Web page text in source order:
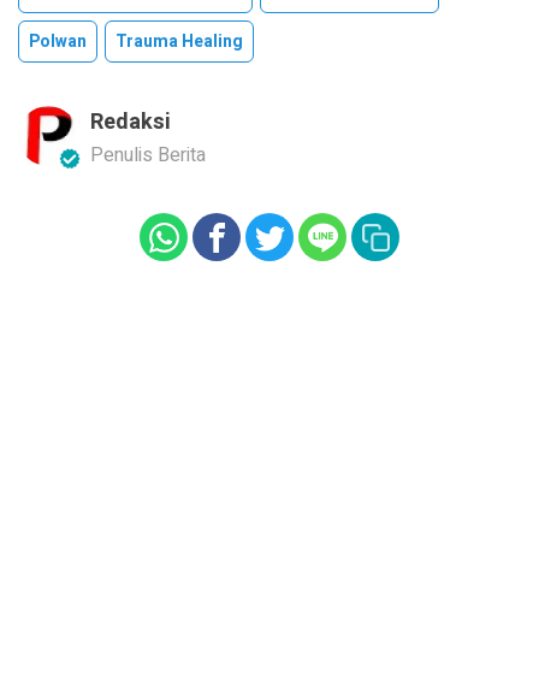
Polwan
Trauma Healing
Redaksi
Penulis Berita